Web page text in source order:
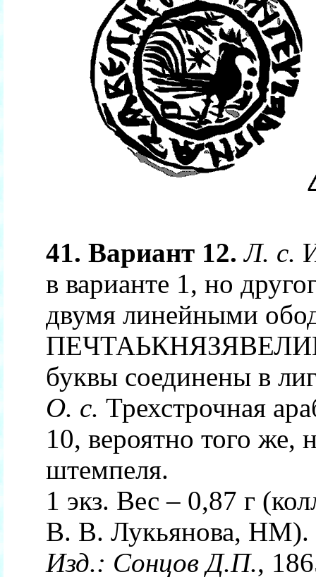
41. Вариант 12. Л. с.
в варианте 1, но
двумя линейными
буквы соединены в
О. с. Трехстрочная
10, вероятно того же,
штемпеля.
1 экз. Вес – 0,87 г
В. В. Лукьянова, НМ).
Изд.: Сонцов Д.П.,